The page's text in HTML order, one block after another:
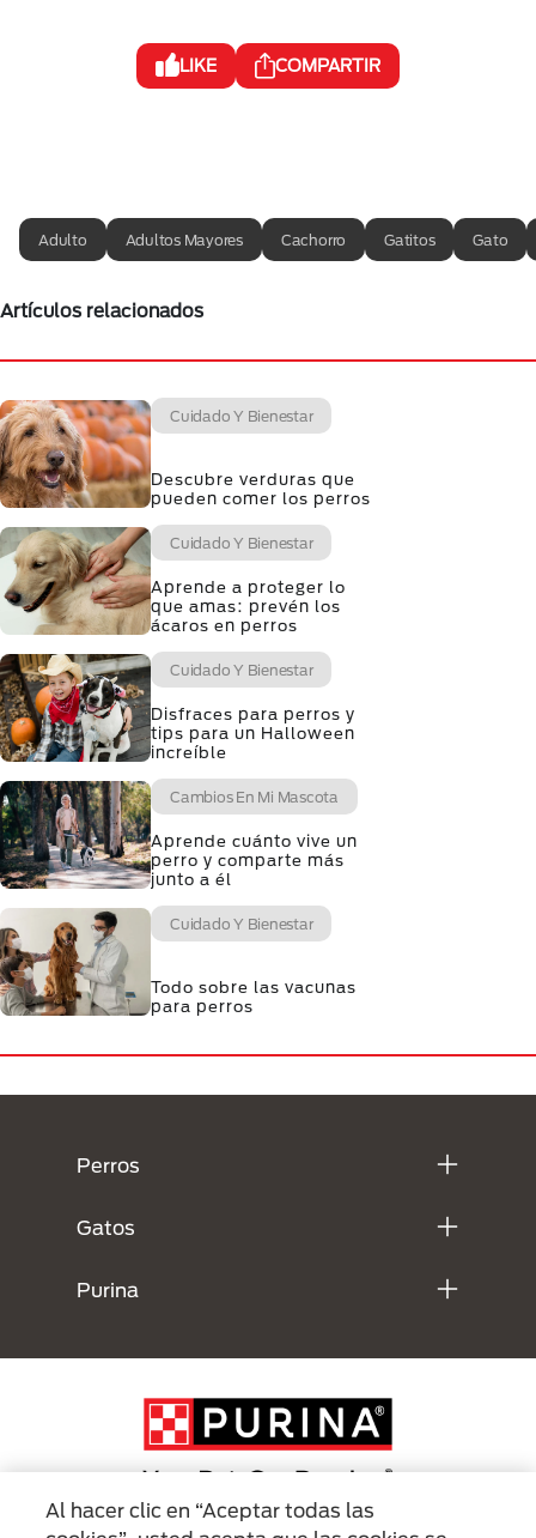
LIKE COMPARTIR
Adulto Adultos Mayores Cachorro Gatitos Gato
Artículos relacionados
Cuidado Y Bienestar
Descubre verduras que
pueden comer los perros
Cuidado Y Bienestar
Aprende a proteger lo
que amas: prevén los
ácaros en perros
Cuidado Y Bienestar
Disfraces para perros y
tips para un Halloween
increíble
Cambios En Mi Mascota
Aprende cuánto vive un
perro y comparte más
junto a él
Cuidado Y Bienestar
Todo sobre las vacunas
para perros
Perros
Gatos
Purina
Al hacer clic en “Aceptar todas las